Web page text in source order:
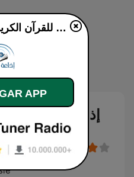
Zitouna FM (إذاعة الزيتونة للقرآن الكريم) en vivo
APP